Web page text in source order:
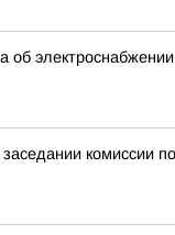
об электроснабжении
комиссии